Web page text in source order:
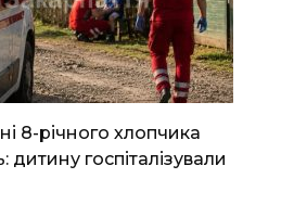
8-річного хлопчика
дитину госпіталізували